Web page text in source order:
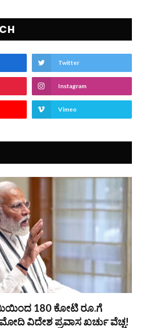
Twitter
Instagram
Vimeo
180 ಕೋಟಿ ರೂ.ಗೆ
ವಿದೇಶ ಪ್ರವಾಸ ಖರ್ಚು ವೆಚ್ಚ!